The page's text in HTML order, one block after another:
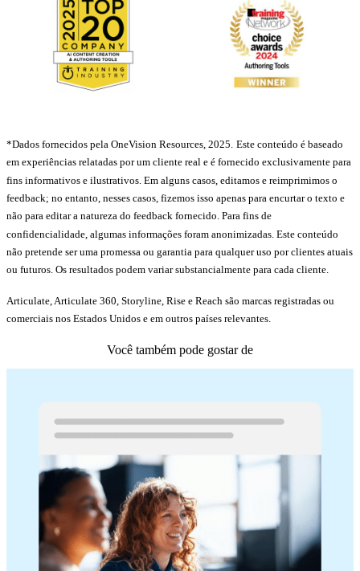
*Dados fornecidos pela OneVision Resources, 2025. Este conteúdo é baseado
em experiências relatadas por um cliente real e é fornecido exclusivamente para
fins informativos e ilustrativos. Em alguns casos, editamos e reimprimimos o
feedback; no entanto, nesses casos, fizemos isso apenas para encurtar o texto e
não para editar a natureza do feedback fornecido. Para fins de
confidencialidade, algumas informações foram anonimizadas. Este conteúdo
não pretende ser uma promessa ou garantia para qualquer uso por clientes atuais
ou futuros. Os resultados podem variar substancialmente para cada cliente.
Articulate, Articulate 360, Storyline, Rise e Reach são marcas registradas ou
comerciais nos Estados Unidos e em outros países relevantes.
Você também pode gostar de